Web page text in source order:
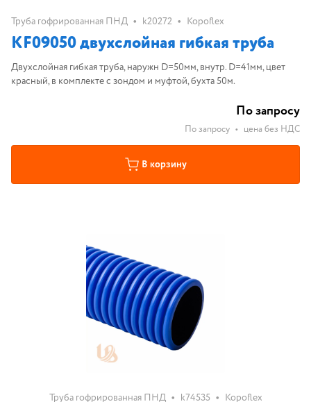
Труба гофрированная ПНД • k20272 • Kopoflex
KF09050 двухслойная гибкая труба
Двухслойная гибкая труба, наружн D=50мм, внутр. D=41мм, цвет
красный, в комплекте с зондом и муфтой, бухта 50м.
По запросу
По запросу • цена без НДС
В корзину
Труба гофрированная ПНД • k74535 • Kopoflex